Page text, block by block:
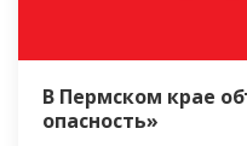
В Пермском крае
опасность»